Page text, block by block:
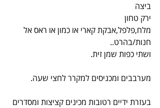
ביצה
ירק טחון
מלח,פלפל,אבקת קארי או כמון או ראס אל
חנות/בהרט..
ושתי כפות שמן זית.
מערבבים ומכניסים למקרר לחצי שעה.
בעזרת ידיים רטובות מכינים קציצות ומסדרים